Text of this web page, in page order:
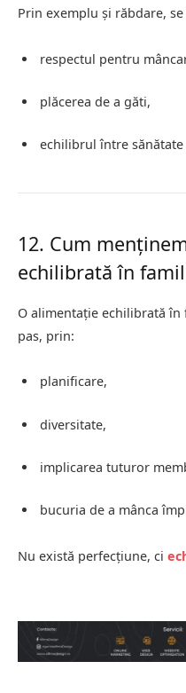
Prin exemplu și răbdare,
respectul pentru
plăcerea de a găti,
echilibrul între
12. Cum
echilibrată în
O alimentație echilibrată în
pas, prin:
planificare,
diversitate,
implicarea tuturor
bucuria de a mânca
Nu există perfecțiune, ci